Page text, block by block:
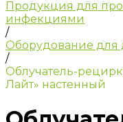
Продукция для
инфекциями
/
Оборудование
/
Облучатель-
Лайт» настенный